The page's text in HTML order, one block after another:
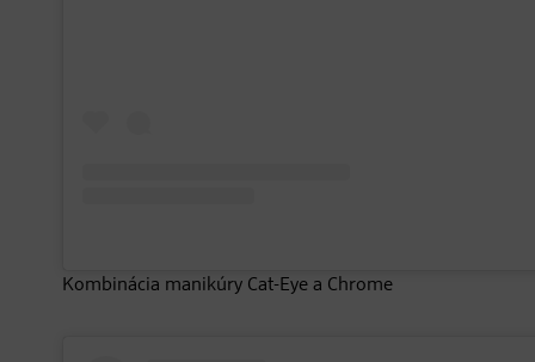
Kombinácia manikúry Cat-Eye a Chrome